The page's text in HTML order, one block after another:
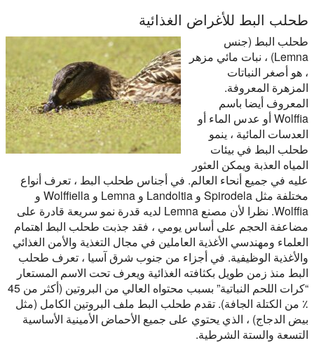
طحلب البط للأغراض الغذائية
طحلب البط (جنس
Lemna) ، نبات مائي مزهر
، هو أصغر النباتات
المزهرة المعروفة.
المعروف أيضا باسم
Wolffia أو عدس الماء أو
العدسات المائية ، ينمو
طحلب البط في بيئات
المياه العذبة ويمكن العثور
عليه في جميع أنحاء العالم. في أجناس طحلب البط ، تعرف أنواع
مختلفة مثل Spirodela و Landoltia و Lemna و Wolffiella و
Wolffia. نظرا لأن مصنع Lemna لديه قدرة نمو سريعة قادرة على
مضاعفة الحجم على أساس يومي ، فقد جذبت طحلب البط اهتمام
العلماء ومهندسي الأغذية العاملين في مجال التغذية والأمن الغذائي
والأغذية الوظيفية. في أجزاء من جنوب شرق آسيا ، تعرف طحلب
البط منذ زمن طويل بكثافته الغذائية ويعرف تحت الاسم المستعار
“كرات اللحم النباتية” بسبب محتواه العالي من البروتين (أكثر من 45
٪ من الكتلة الجافة). تقدم طحلب البط ملف البروتين الكامل (مثل
بيض الدجاج) ، الذي يحتوي على جميع الأحماض الأمينية الأساسية
التسعة والستة الشرطية.